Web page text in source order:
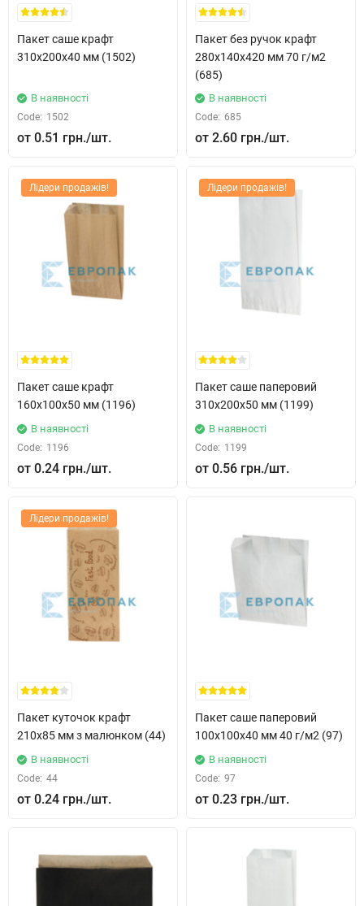
Пакет саше крафт
310x200x40 мм (1502)
В наявності
Code: 1502
0.51 грн.
Пакет без ручок крафт
280x140x420 мм 70 г/м2
(685)
В наявності
Code: 685
2.60 грн.
Лідери продажів!
Пакет саше крафт
160x100x50 мм (1196)
В наявності
Code: 1196
0.24 грн.
Лідери продажів!
Пакет саше паперовий
310x200x50 мм (1199)
В наявності
Code: 1199
0.56 грн.
Лідери продажів!
Пакет куточок крафт
210x85 мм з малюнком (44)
В наявності
Code: 44
0.24 грн.
Пакет саше паперовий
100x100x40 мм 40 г/м2 (97)
В наявності
Code: 97
0.23 грн.